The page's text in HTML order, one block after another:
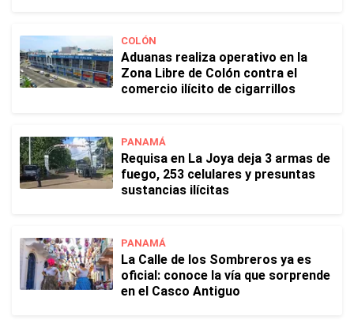
COLÓN
Aduanas realiza operativo en la
Zona Libre de Colón contra el
comercio ilícito de cigarrillos
PANAMÁ
Requisa en La Joya deja 3 armas de
fuego, 253 celulares y presuntas
sustancias ilícitas
PANAMÁ
La Calle de los Sombreros ya es
oficial: conoce la vía que sorprende
en el Casco Antiguo